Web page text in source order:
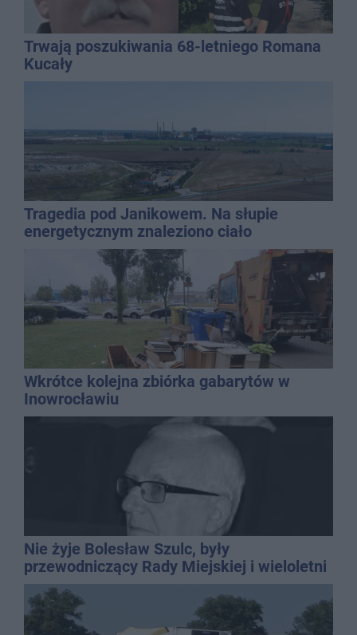
Trwają poszukiwania 68-letniego Romana
Kucały
Tragedia pod Janikowem. Na słupie
energetycznym znaleziono ciało
mężczyzny
Wkrótce kolejna zbiórka gabarytów w
Inowrocławiu
Nie żyje Bolesław Szulc, były
przewodniczący Rady Miejskiej i wieloletni
dyrektor SP 14